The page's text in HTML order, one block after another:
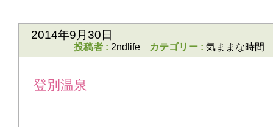
2014年9月30日
投稿者 : 2ndlife カテゴリー : 気ままな時間
登別温泉